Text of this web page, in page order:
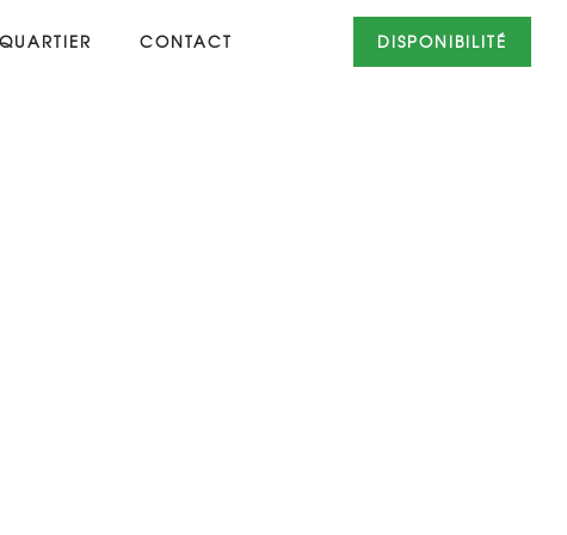
CONTACT DISPONIBILITÉ